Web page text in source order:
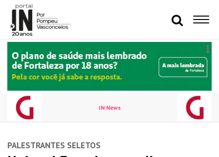
IN News
PALESTRANTES SELETOS